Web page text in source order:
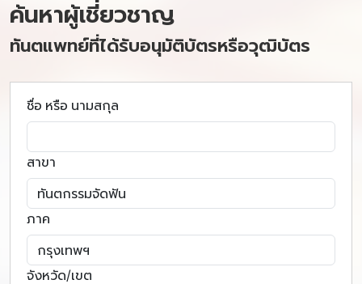
ค้นหาผู้เชี่ยวชาญ
ทันตแพทย์ที่ได้รับอนุมัติบัตรหรือวุฒิบัตร
ชื่อ หรือ นามสกุล
สาขา
ภาค
จังหวัด/เขต